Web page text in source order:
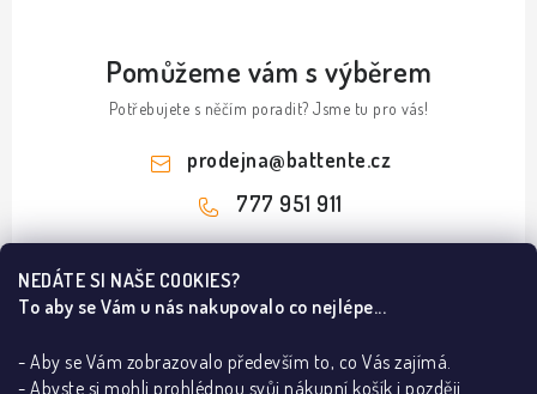
NEDÁTE SI NAŠE COOKIES?
To aby se Vám u nás nakupovalo co nejlépe...
- Aby se Vám zobrazovalo především to, co Vás zajímá.
- Abyste si mohli prohlédnou svůj nákupní košík i později.
Pomůžeme vám s výběrem
Potřebujete s něčím poradit? Jsme tu pro vás!
prodejna@battente.cz
777 951 911
Z
Informace pro vás
B2B
Ze světa dveří a podlah